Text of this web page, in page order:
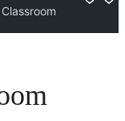
Classroom